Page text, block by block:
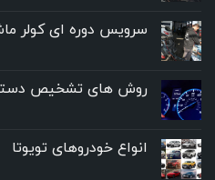
سرویس دوره ای کولر
روش های تشخیص
انواع خودروهای تویوتا